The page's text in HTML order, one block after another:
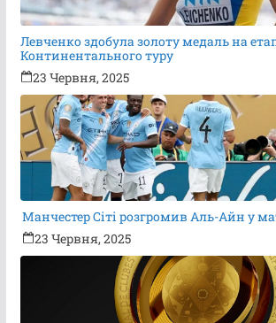
Левченко здобула золоту медаль на
Континентального туру
23 Червня, 2025
Манчестер Сіті розгромив Аль-Айн у
23 Червня, 2025